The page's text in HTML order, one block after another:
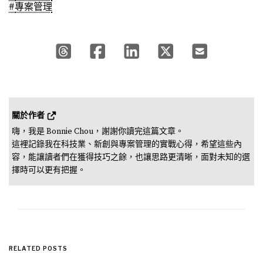
#專案管理
關於作者
嗨，我是 Bonnie Chou，謝謝你讀完這篇文章。
這裡記錄我在科技業、新創與專案管理的實戰心得，希望這些內
容，能讓讀者們在獲得技巧之餘，也讓思路更清晰，面對未知的選
擇時可以更有把握。
RELATED POSTS